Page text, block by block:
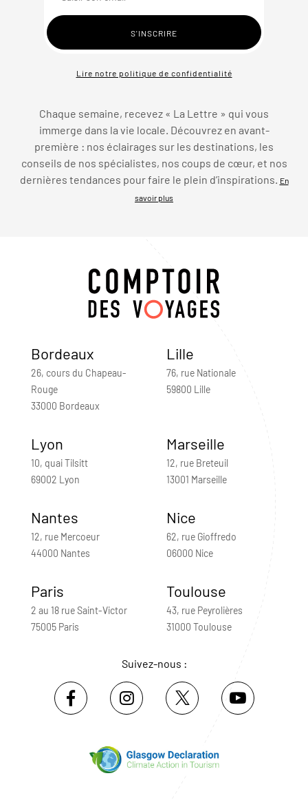
Lire notre politique de confidentialité
Chaque semaine, recevez « La Lettre » qui vous
immerge dans la vie locale. Découvrez en avant-
première : nos éclairages sur les destinations, les
conseils de nos spécialistes, nos coups de cœur, et nos
dernières tendances pour faire le plein d’inspirations. En
savoir plus
Bordeaux
26, cours du Chapeau-
Rouge
33000 Bordeaux
Lille
76, rue Nationale
59800 Lille
Lyon
10, quai Tilsitt
69002 Lyon
Marseille
12, rue Breteuil
13001 Marseille
Nantes
12, rue Mercoeur
44000 Nantes
Nice
62, rue Gioffredo
06000 Nice
Paris
2 au 18 rue Saint-Victor
75005 Paris
Toulouse
43, rue Peyrolières
31000 Toulouse
Suivez-nous :